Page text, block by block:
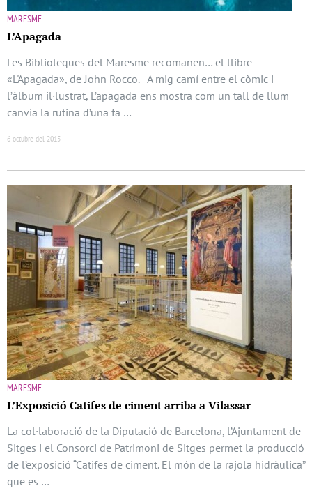
MARESME
L’Apagada
Les Biblioteques del Maresme recomanen… el llibre
«L'Apagada», de John Rocco. A mig camí entre el còmic i
l’àlbum il·lustrat, L’apagada ens mostra com un tall de llum
canvia la rutina d’una fa …
6 octubre del 2015
MARESME
L’Exposició Catifes de ciment arriba a Vilassar
La col·laboració de la Diputació de Barcelona, l’Ajuntament de
Sitges i el Consorci de Patrimoni de Sitges permet la producció
de l’exposició “Catifes de ciment. El món de la rajola hidràulica”
que es …